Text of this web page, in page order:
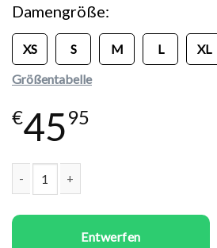
Damengröße
XS S M L XL
Größentabelle
€4595
Entwerfen